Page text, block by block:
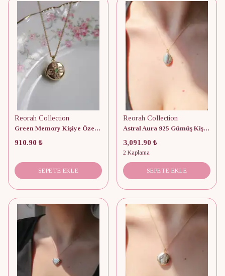
Reorah Collection
Green Memory Kişiye Özel Fotoğraflı Kapaklı Kolye
910.90 ₺
SEPETE EKLE
Reorah Collection
Astral Aura 925 Gümüş Kişiye Özel Fotoğraflı Kapaklı Kolye
3,091.90 ₺
2 Kaplama
SEPETE EKLE